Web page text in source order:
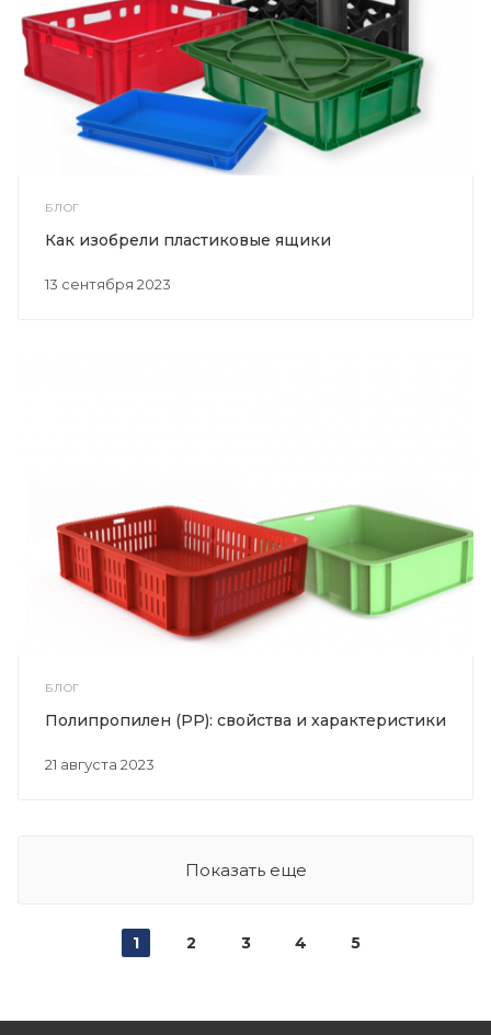
БЛОГ
13 сентября 2023
Как изобрели пластиковые ящики
БЛОГ
21 августа 2023
Полипропилен (PP): свойства и характеристики
Показать еще
1 2 3 4 5